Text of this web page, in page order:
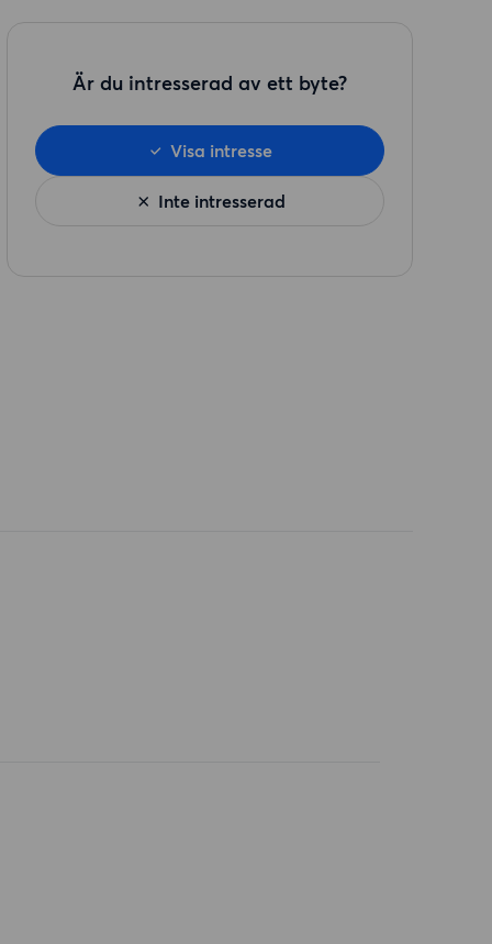
Är du intresserad av ett byte?
Inte intresserad
Visa intresse